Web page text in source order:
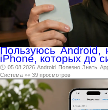
Пользуюсь Android,
iPhone, которых до
🕑 05.08.2026 Android Полезно Знать
Система 👀 39 просмотров